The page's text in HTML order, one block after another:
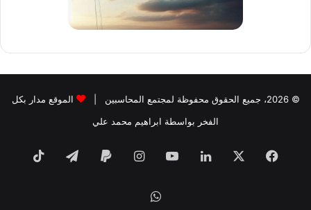
© 2026، جميع الحقوق محفوظة لمجتمع المحاسبين |
الموقع مدار بكل
الفخر بواسطة ابراهيم محمد علي
فيسبوك لينكدإن‫YouTubeانستقرام
‏Paypal تيلقرام
واتساب